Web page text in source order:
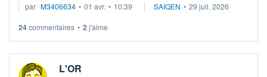
par M3406634 • 01 avr. • 10:39 SAIQEN • 29 juil. 2026
24commentaires • 2 j'aime
L'OR